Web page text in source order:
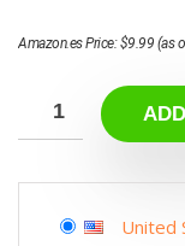
Amazon.es Price:$9.99 (as
United